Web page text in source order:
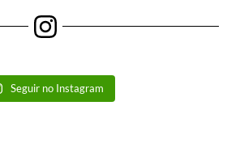
Seguir no Instagram